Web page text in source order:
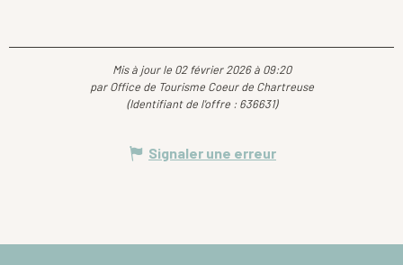
Mis à jour le 02 février 2026 à 09:20
par Office de Tourisme Coeur de Chartreuse
(Identifiant de l'offre : 636631)
Signaler une erreur